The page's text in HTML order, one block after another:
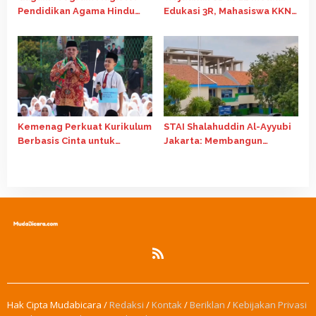
Pendidikan Agama Hindu
Pendidikan Berkualitas
Edukasi 3R, Mahasiswa KKN
Diponegoro Ajak Siswa SD
Desa Amongrogo Daur
Ulang Tutup Botol Bekas
Kemenag Perkuat Kurikulum
Berbasis Cinta untuk
STAI Shalahuddin Al-Ayyubi
Jakarta: Membangun
Hak Cipta Mudabicara /Redaksi /Kontak /Beriklan /Kebijakan Privasi